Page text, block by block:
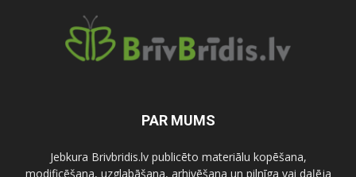
PAR MUMS
Jebkura Brivbridis.lv publicēto materiālu kopēšana,
modificēšana, uzglabāšana, arhivēšana un pilnīga vai daļēja